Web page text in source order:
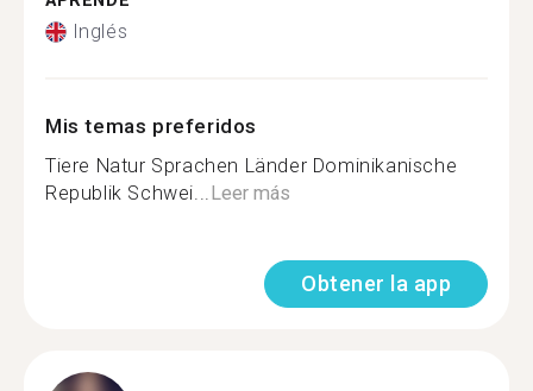
Inglés
Mis temas preferidos
Tiere Natur Sprachen Länder Dominikanische
Republik Schwei...Leer más
Obtener la app